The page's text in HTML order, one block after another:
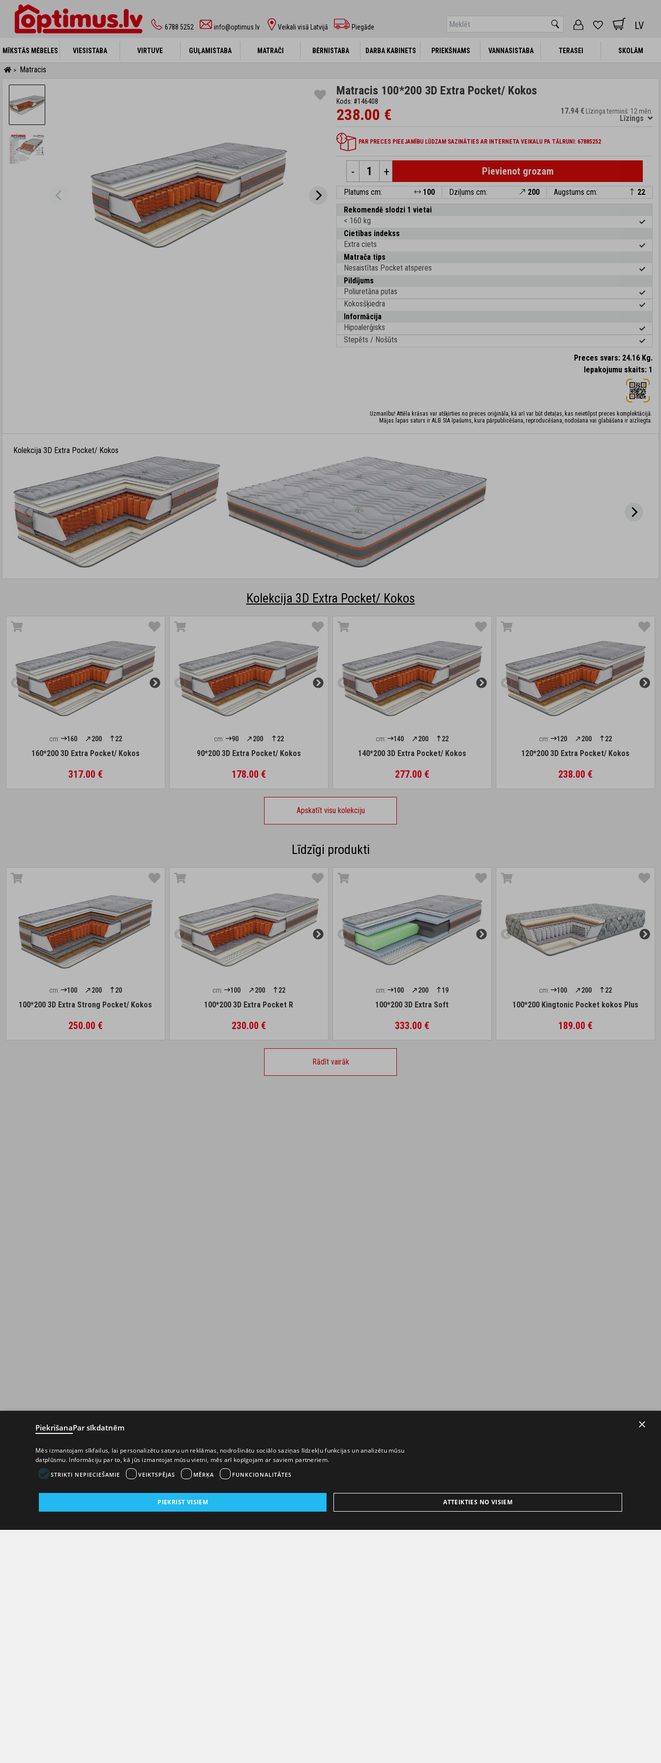
6788 5252 info@optimus.lv Veikali visā Latvijā Piegāde LV
MĪKSTĀS MĒBELES VIESISTABA VIRTUVE GUĻAMISTABA MATRAČI BĒRNISTABA DARBA KABINETS PRIEKŠNAMS VANNASISTABA TERASEI SKOLĀM
MĪKSTĀS MĒBELES VIESISTABA VIRTUVE GUĻAMISTABA MATRAČI BĒRNISTABA DARBA KABINETS PRIEKŠNAMS VANNASISTABA TERASEI SKOLĀM
> Matracis
Matracis 100*200 3D Extra Pocket/ Kokos
Kods: #146408
238.00 € 17.94 € Līzinga termiņš: 12 mēn.
Līzings
PAR PRECES PIEEJAMĪBU LŪDZAM SAZINĀTIES AR INTERNETA VEIKALU PA TĀLRUNI: 67885252
- + Pievienot grozam
Platums cm: 100 Dziļums cm: 200 Augstums cm:
22
Rekomendē slodzi 1 vietai
< 160 kg
Cietības indekss
Extra ciets
Matrača tips
Nesaistītas Pocket atsperes
Pildījums
Poliuretāna putas
Kokosšķiedra
Informācija
Hipoalerģisks
Stepēts / Nošūts
Preces svars: 24.16 Kg.
Iepakojumu skaits: 1
Uzmanību! Attēla krāsas var atšķirties no preces oriģināla, kā arī var būt detaļas, kas neietilpst preces komplektācijā.
Mājas lapas saturs ir ALB SIA īpašums, kura pārpublicēšana, reproducēšana, nodošana vai glabāšana ir aizliegta.
Kolekcija 3D Extra Pocket/ Kokos
Kolekcija 3D Extra Pocket/ Kokos
cm: 160 200 22
160*200 3D Extra Pocket/ Kokos
317.00 €
cm: 90 200 22
90*200 3D Extra Pocket/ Kokos
178.00 €
cm: 140 200 22
140*200 3D Extra Pocket/ Kokos
277.00 €
cm: 120 200 22
120*200 3D Extra Pocket/ Kokos
238.00 €
Apskatīt visu kolekciju
Līdzīgi produkti
cm: 100 200 20
100*200 3D Extra Strong Pocket/ Kokos
250.00 €
cm: 100 200 22
100*200 3D Extra Pocket R
230.00 €
cm: 100 200 19
100*200 3D Extra Soft
333.00 €
cm: 100 200 22
100*200 Kingtonic Pocket kokos Plus
189.00 €
Rādīt vairāk
×
PiekrišanaPar sīkdatnēm
Mēs izmantojam sīkfailus, lai personalizētu saturu un reklāmas, nodrošinātu sociālo saziņas līdzekļu funkcijas un analizētu mūsu
datplūsmu. Informāciju par to, kā jūs izmantojat mūsu vietni, mēs arī kopīgojam ar saviem partneriem.
STRIKTI NEPIECIEŠAMIE VEIKTSPĒJAS MĒRĶA FUNKCIONALITĀTES
PIEKRIST VISIEM ATTEIKTIES NO VISIEM